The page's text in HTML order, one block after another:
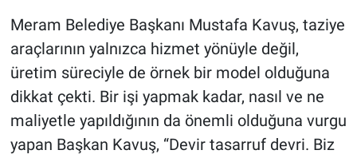
Meram Belediye Başkanı Mustafa Kavuş, taziye
araçlarının yalnızca hizmet yönüyle değil,
üretim süreciyle de örnek bir model olduğuna
dikkat çekti. Bir işi yapmak kadar, nasıl ve ne
maliyetle yapıldığının da önemli olduğuna vurgu
yapan Başkan Kavuş, “Devir tasarruf devri. Biz